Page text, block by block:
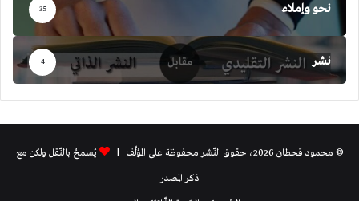
نحو وإملاء 35
نشر 4
© محمود قحطان 2026، حقوق النّشر محفوظة على المؤلّف |
يُسمحُ بالنّقل ولكن مع
ذكر المصدر